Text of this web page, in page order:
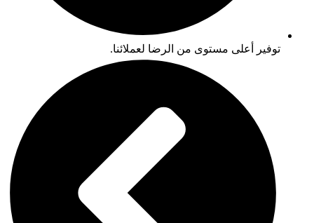
توفير أعلى مستوى من الرضا لعملائنا.